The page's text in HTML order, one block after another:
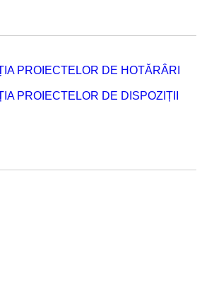
PROIECTELOR DE HOTĂRÂRI
PROIECTELOR DE DISPOZIȚII